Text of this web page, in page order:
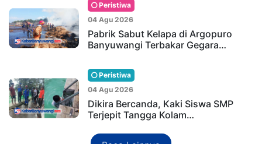
Peristiwa
04 Agu 2026
Pabrik Sabut Kelapa di Argopuro
Banyuwangi Terbakar Gegara…
Peristiwa
04 Agu 2026
Dikira Bercanda, Kaki Siswa SMP
Terjepit Tangga Kolam…